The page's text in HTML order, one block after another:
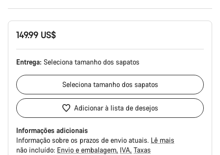
149.99 US$
Entrega: Seleciona tamanho dos sapatos
Seleciona tamanho dos sapatos
Adicionar à lista de desejos
Informações adicionais
Informação sobre os prazos de envio atuais. Lê mais
não incluído: Envio e embalagem IVA Taxas